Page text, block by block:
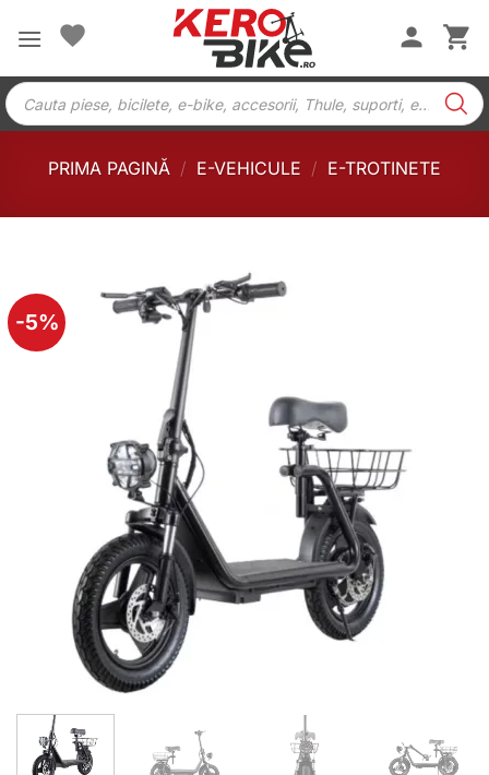
Products
search
PRIMA PAGINĂ / E-VEHICULE / E-TROTINETE
-5%